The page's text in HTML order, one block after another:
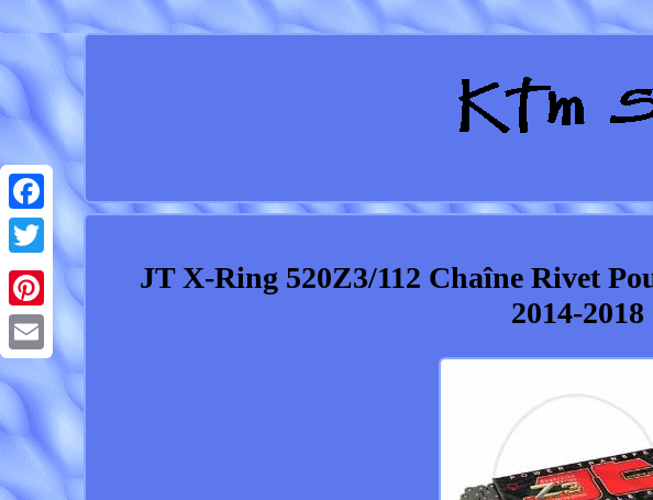
Facebook
Twitter
Pinterest
Email
JT X-Ring 520Z3/112 Chaîne Rivet
2014-2018